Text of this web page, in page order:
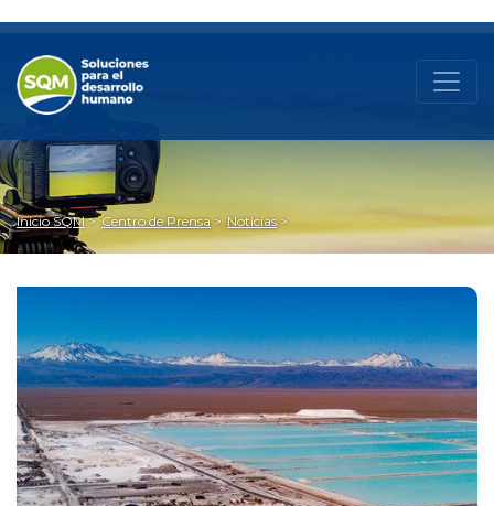
Inicio SQM Centro de Prensa Noticias